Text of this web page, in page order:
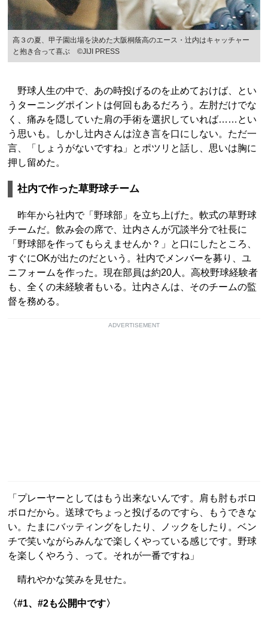
高３の夏、甲子園出場を決めた大阪桐蔭高のエース・辻内はキャッチャー
と抱き合って喜ぶ ©︎JIJI PRESS
野球人生の中で、あの時投げるのを止めておけば、とい
うターニングポイントは何回もあるだろう。左肘だけでな
く、痛みを隠していた肩の手術を選択していれば……とい
う思いも。しかし辻内さんは泣き言を口にしない。ただ一
言、「しょうがないですね」とポツリと話し、思いは胸に
押し留めた。
社内で作った草野球チーム
昨年から社内で「野球部」を立ち上げた。軟式の草野球
チームだ。飲み会の席で、辻内さんが冗談半分で社長に
「野球部を作ってもらえませんか？」と口にしたところ、
すぐにOKが出たのだという。社内でメンバーを募り、ユ
ニフォームを作った。現在部員は約20人。高校野球経験者
も、全くの未経験者もいる。辻内さんは、そのチームの監
督を務める。
ADVERTISEMENT
「プレーヤーとしてはもう出来ないんです。肩も肘もボロ
ボロだから。送球でちょっと投げるのですら、もうできな
い。たまにバッティングをしたり、ノックをしたり。ベン
チで笑いながらみんなで楽しくやっている感じです。野球
を楽しくやろう、って。それが一番ですね」
晴れやかな笑みを見せた。
〈#1、#2も公開中です〉